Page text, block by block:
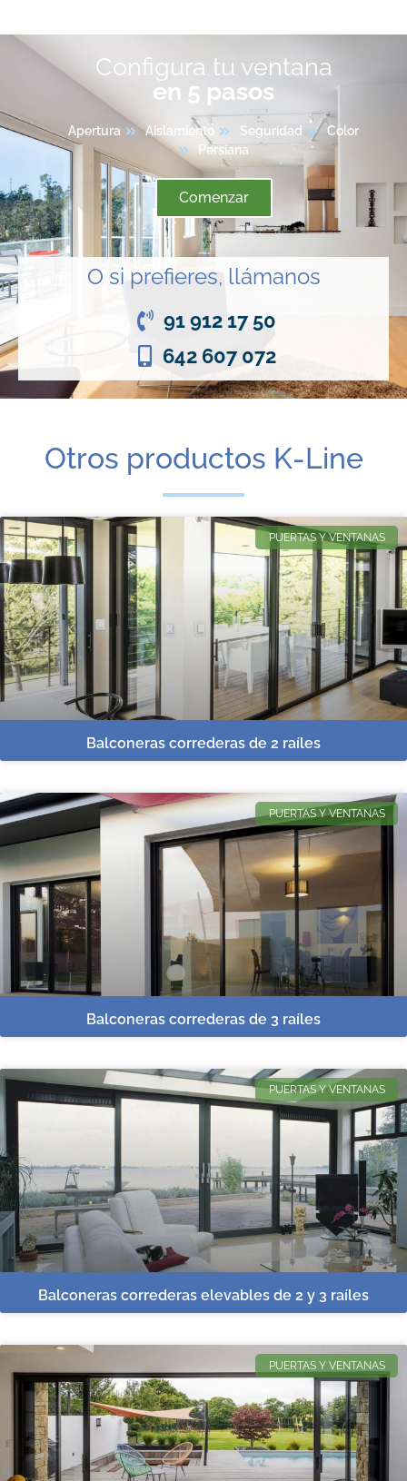
Configura tu ventana
en 5 pasos
Apertura Aislamiento Seguridad
Color
Persiana
Comenzar
O si prefieres, llámanos
91 912 17 50
642 607 072
Otros productos K-Line
PUERTAS Y VENTANAS
Balconeras correderas de 2 raíles
PUERTAS Y VENTANAS
Balconeras correderas de 3 raíles
PUERTAS Y VENTANAS
Balconeras correderas elevables de 2 y 3 raíles
PUERTAS Y VENTANAS